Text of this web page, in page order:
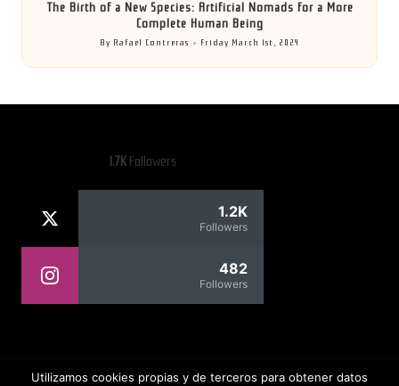
The Birth of a New Species: Artificial Nomads for a More
Complete Human Being
Posted
by
By Rafael Contreras Friday March 1st, 2024
1.7KFollowers
1.2K
Followers
482
Followers
Utilizamos cookies propias y de terceros para obtener datos